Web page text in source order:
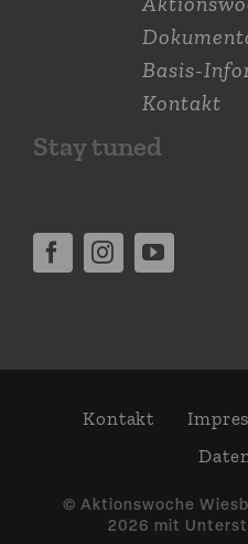
Basis-
Kontakt
Stay tuned
Kontakt
© Aktions­woche
2026 mit